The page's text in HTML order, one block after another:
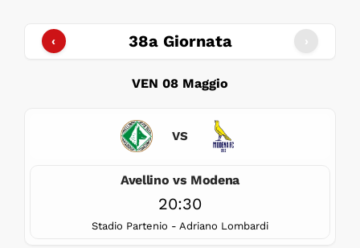
‹ 38a Giornata ›
VEN 08 Maggio
VS
Avellino vs Modena
20:30
Stadio Partenio - Adriano Lombardi